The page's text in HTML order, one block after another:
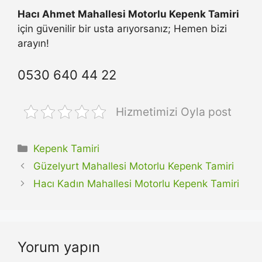
Hacı Ahmet Mahallesi Motorlu Kepenk Tamiri
için güvenilir bir usta arıyorsanız; Hemen bizi
arayın!
0530 640 44 22
Hizmetimizi Oyla post
Kategoriler
Kepenk Tamiri
Güzelyurt Mahallesi Motorlu Kepenk Tamiri
Hacı Kadın Mahallesi Motorlu Kepenk Tamiri
Yorum yapın